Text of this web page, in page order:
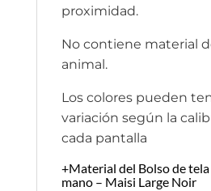
proximidad.
No contiene material
animal.
Los colores pueden
variación según la
cada pantalla
+Material del Bolso de
mano – Maisi Large Noir